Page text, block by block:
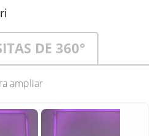
DE 360°
ampliar